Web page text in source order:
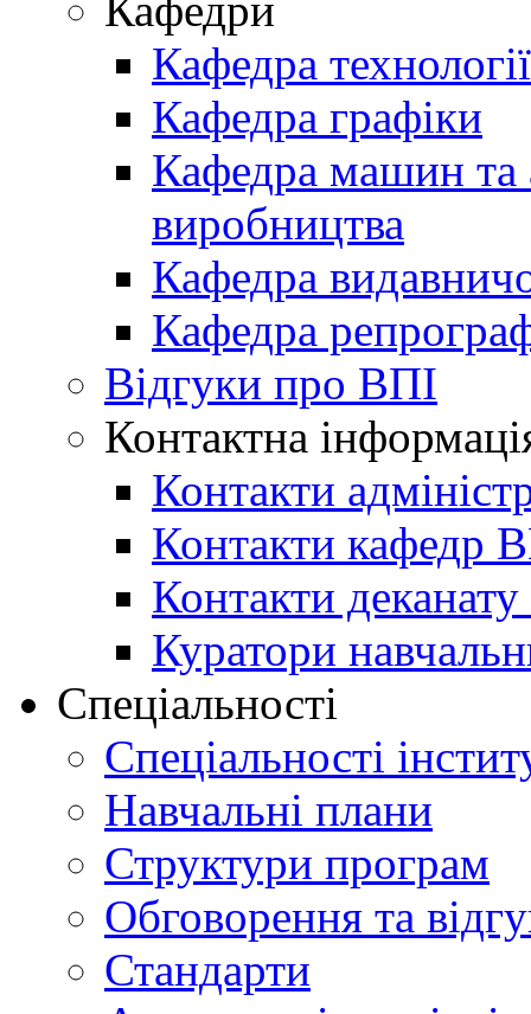
Кафедра
Кафедра графіки
Кафедра машин та
виробництва
Кафедра
Кафедра
Відгуки про ВПІ
Контактна
Контакти
Контакти кафедр
Контакти
Куратори
Спеціальності
Спеціальності
Навчальні плани
Структури програм
Обговорення та
Стандарти